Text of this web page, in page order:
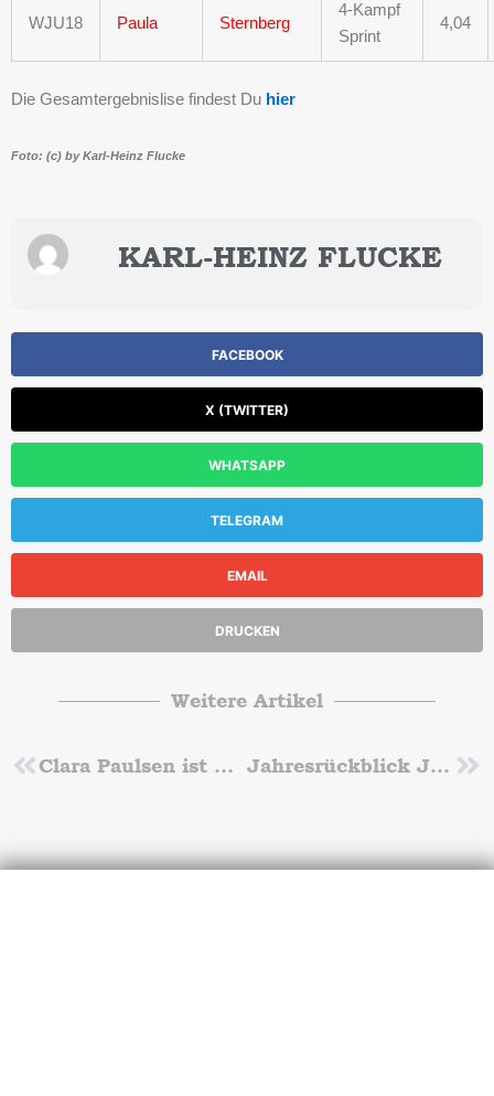
WJU18 Paula Sternberg
4-Kampf
Sprint
4,04
Die Gesamtergebnislise findest Du hier
Foto: (c) by Karl-Heinz Flucke
KARL-HEINZ FLUCKE
FACEBOOK
X (TWITTER)
WHATSAPP
TELEGRAM
EMAIL
DRUCKEN
Weitere Artikel
Zurück Clara Paulsen ist Berliner Meisterin U19 im Doppel Jahresrückblick Jungenturnen